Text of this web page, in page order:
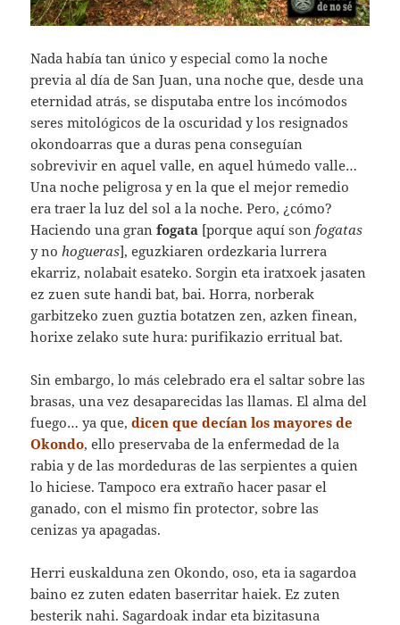
Nada había tan único y especial como la noche
previa al día de San Juan, una noche que, desde una
eternidad atrás, se disputaba entre los incómodos
seres mitológicos de la oscuridad y los resignados
okondoarras que a duras pena conseguían
sobrevivir en aquel valle, en aquel húmedo valle…
Una noche peligrosa y en la que el mejor remedio
era traer la luz del sol a la noche. Pero, ¿cómo?
Haciendo una granfogata [porque aquí son fogatas
y no hogueras], eguzkiaren ordezkaria lurrera
ekarriz, nolabait esateko. Sorgin eta iratxoek jasaten
ez zuen sute handi bat, bai. Horra, norberak
garbitzeko zuen guztia botatzen zen, azken finean,
horixe zelako sute hura: purifikazio erritual bat.
Sin embargo, lo más celebrado era el saltar sobre las
brasas, una vez desaparecidas las llamas. El alma del
fuego… ya que,dicen que decían los mayores de
Okondo, ello preservaba de la enfermedad de la
rabia y de las mordeduras de las serpientes a quien
lo hiciese. Tampoco era extraño hacer pasar el
ganado, con el mismo fin protector, sobre las
cenizas ya apagadas.
Herri euskalduna zen Okondo, oso, eta ia sagardoa
baino ez zuten edaten baserritar haiek. Ez zuten
besterik nahi. Sagardoak indar eta bizitasuna